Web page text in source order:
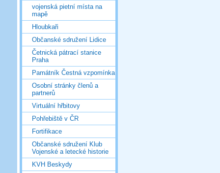
vojenská pietní místa na
mapě
Hloubkaři
Občanské sdružení Lidice
Četnická pátrací stanice
Praha
Památník Čestná vzpomínka
Osobní stránky členů a
partnerů
Virtuální hřbitovy
Pohřebiště v ČR
Fortifikace
Občanské sdružení Klub
Vojenské a letecké historie
KVH Beskydy